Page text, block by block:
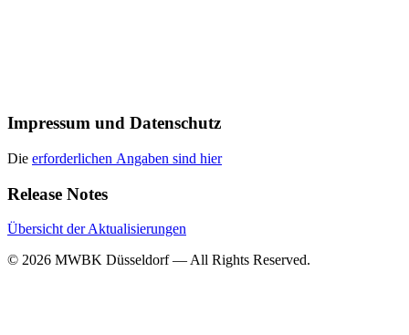
Impressum und Datenschutz
Die erforderlichen Angaben sind hier
Release Notes
Übersicht der Aktualisierungen
© 2026 MWBK Düsseldorf — All Rights Reserved.